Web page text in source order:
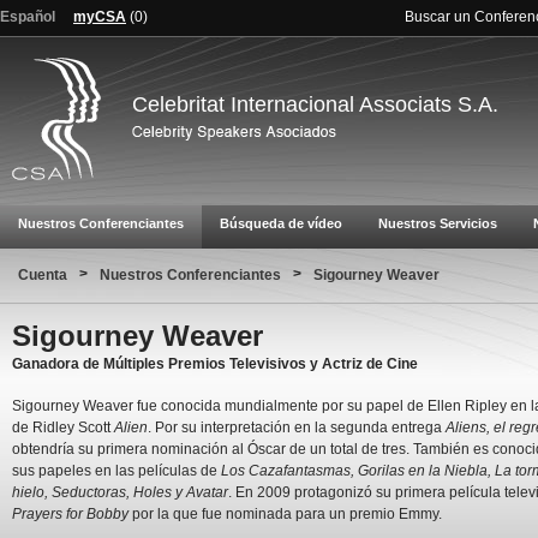
Español myCSA (0) Buscar un
Celebritat Internacional Associats S.A.
Nuestros Conferenciantes Búsqueda de vídeo Nuestros Servicios
Cuenta > Nuestros Conferenciantes > Sigourney Weaver
Sigourney Weaver
Ganadora de Múltiples Premios Televisivos y Actriz de Cine
Sigourney Weaver fue conocida mundialmente por su papel de Ellen Ripley en
de Ridley ScottAlien. Por su interpretación en la segunda entregaAliens, el
obtendría su primera nominación al Óscar de un total de tres. También es
sus papeles en las películas de Los Cazafantasmas, Gorilas en la Niebla, La
hielo, Seductoras, Holes y Avatar. En 2009 protagonizó su primera película
Prayers for Bobbypor la que fue nominada para un premio Emmy.